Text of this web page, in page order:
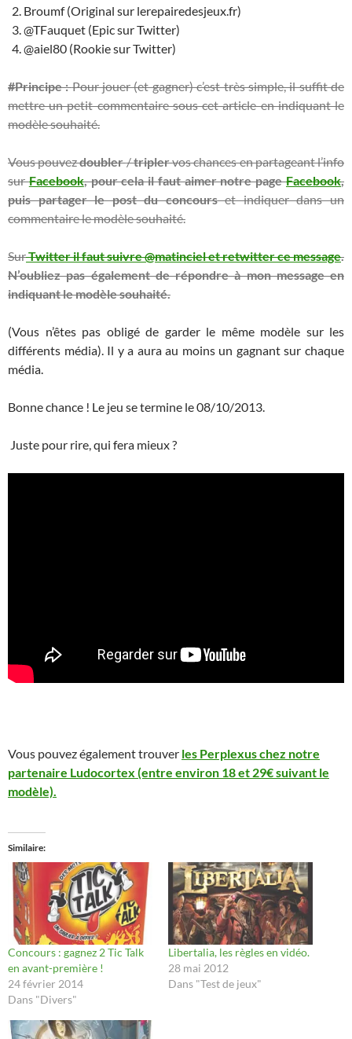
Broumf (Original sur lerepairedesjeux.fr)
@TFauquet (Epic sur Twitter)
@aiel80 (Rookie sur Twitter)
#Principe :Pour jouer (et gagner) c’est très simple, il suffit de
mettre un petit commentaire sous cet article en indiquant le
modèle souhaité.
Vous pouvezdoubler/triplervos chances en partageant l’info
surFacebook, pour cela il faut aimer notre pageFacebook,
puis partager le post du concourset indiquer dans un
commentaire le modèle souhaité.
SurTwitter il faut suivre @matinciel et retwitter ce message.
N’oubliez pas également de répondre à mon message en
indiquant le modèle souhaité.
(Vous n’êtes pas obligé de garder le même modèle sur les
différents média). Il y a aura au moins un gagnant sur chaque
média.
Bonne chance ! Le jeu se termine le 08/10/2013.
Juste pour rire, qui fera mieux ?
Vous pouvez également trouver les Perplexus chez notre
partenaire Ludocortex (entre environ 18 et 29€ suivant le
modèle).
Similaire
Concours : gagnez 2 Tic Talk
en avant-première !
24 février 2014
Dans "Divers"
Libertalia, les règles en vidéo.
28 mai 2012
Dans "Test de jeux"